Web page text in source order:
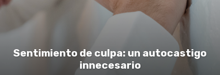
Sentimiento de culpa: un autocastigo
innecesario